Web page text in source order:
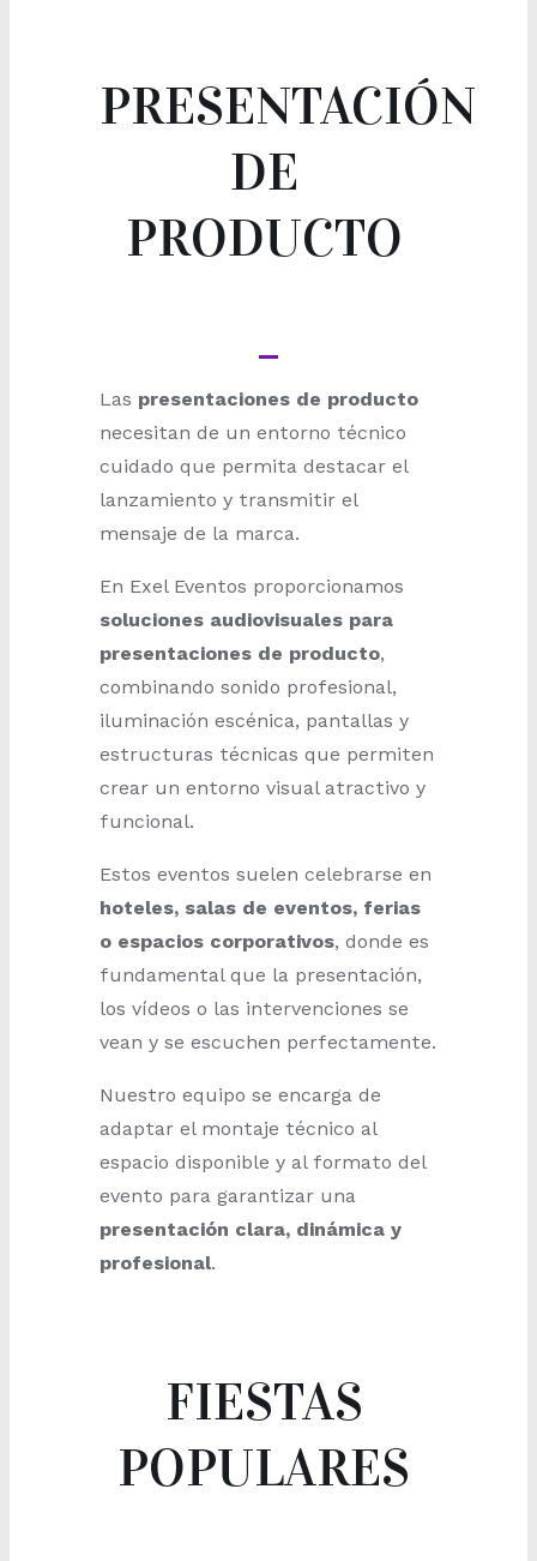
PRESENTACIÓN
DE
PRODUCTO
Las presentaciones de producto
necesitan de un entorno técnico
cuidado que permita destacar el
lanzamiento y transmitir el
mensaje de la marca.
En Exel Eventos proporcionamos
soluciones audiovisuales para
presentaciones de producto,
combinando sonido profesional,
iluminación escénica, pantallas y
estructuras técnicas que permiten
crear un entorno visual atractivo y
funcional.
Estos eventos suelen celebrarse en
hoteles, salas de eventos, ferias
o espacios corporativos, donde es
fundamental que la presentación,
los vídeos o las intervenciones se
vean y se escuchen perfectamente.
Nuestro equipo se encarga de
adaptar el montaje técnico al
espacio disponible y al formato del
evento para garantizar una
presentación clara, dinámica y
profesional.
FIESTAS
POPULARES